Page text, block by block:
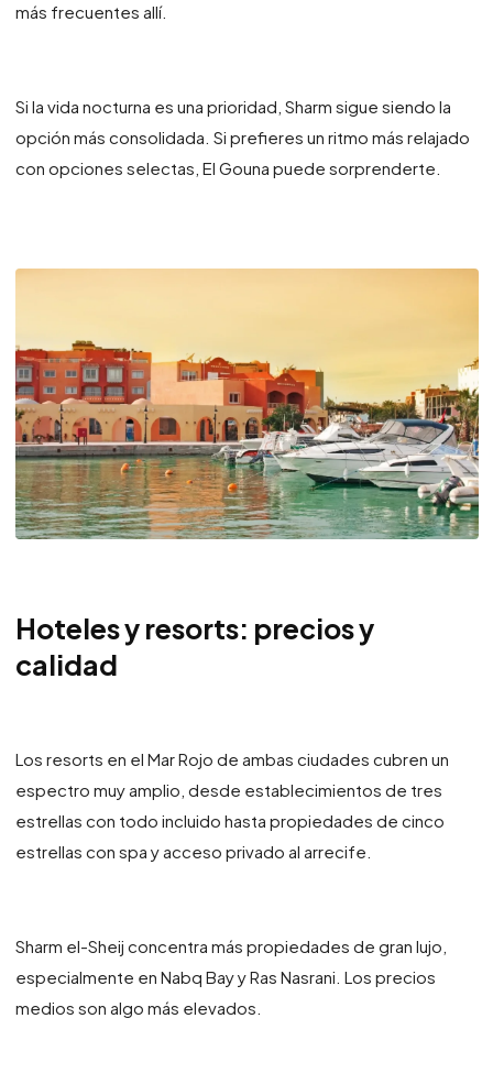
más frecuentes allí.
Si la vida nocturna es una prioridad, Sharm sigue siendo la
opción más consolidada. Si prefieres un ritmo más relajado
con opciones selectas, El Gouna puede sorprenderte.
Hoteles y resorts: precios y
calidad
Los resorts en el Mar Rojo de ambas ciudades cubren un
espectro muy amplio, desde establecimientos de tres
estrellas con todo incluido hasta propiedades de cinco
estrellas con spa y acceso privado al arrecife.
Sharm el-Sheij concentra más propiedades de gran lujo,
especialmente en Nabq Bay y Ras Nasrani. Los precios
medios son algo más elevados.